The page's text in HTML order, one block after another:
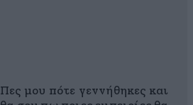
Πες μου πότε γεννήθηκες και